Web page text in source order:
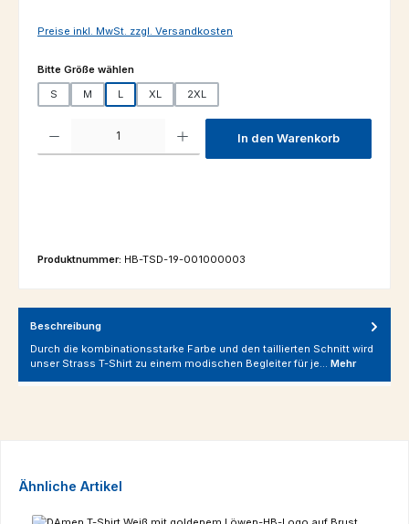
Preise inkl. MwSt. zzgl. Versandkosten
Bitte Größe wählenauswählen
S M L XL 2XL
Produkt Anzahl: Gib den gewünschten Wert ein oder benutze die
In den Warenkorb
Produktnummer: HB-TSD-19-001000003
Beschreibung
Durch die kombinationsstarke Farbe und den taillierten Schnitt wird
unser Strass T-Shirt zu einem modischen Begleiter für je… Mehr
Produktgalerie überspringen
Ähnliche Artikel